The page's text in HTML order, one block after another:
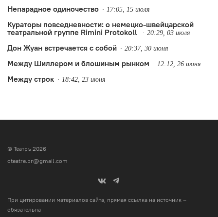
Непарадное одиночество 17:05, 15 июля
Кураторы повседневности: о немецко-швейцарской
театральной группе Rimini Protokoll
20:29, 03 июля
Дон Жуан встречается с собой 20:37, 30 июня
Между Шиллером и блошиным рынком 12:12, 26 июня
Между строк 18:42, 23 июня
© Театръ 2026
oteatre.pr@gmail.com
При цитировании материалов сайта, прямая ссылка на источник –
обязательна